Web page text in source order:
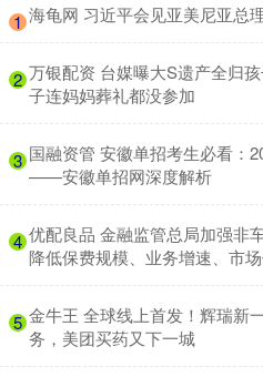
1 海龟网 习近平会见亚美尼亚总
2 万银配资 台媒曝大S遗产全归
子连妈妈葬礼都没参加
3 国融资管 安徽单招考生必看：
——安徽单招网深度解析
4 优配良品 金融监管总局加强非
降低保费规模、业务增速、市
5 金牛王 全球线上首发！辉瑞新
务，美团买药又下一城